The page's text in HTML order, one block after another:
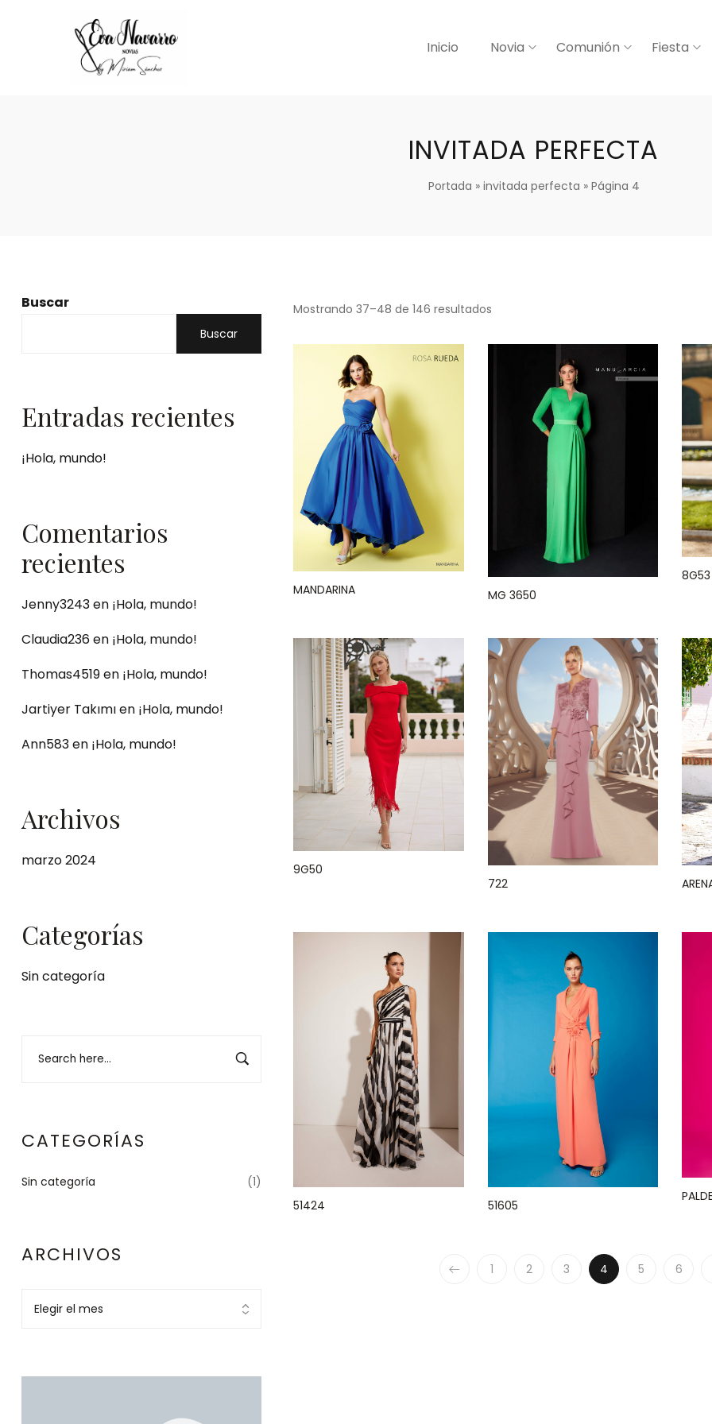
Inicio Novia Comunión Fiesta
INVITADA PERFECTA
Portada » invitada perfecta » Página 4
Buscar
Buscar
Entradas recientes
¡Hola, mundo!
Comentarios
recientes
Jenny3243en ¡Hola, mundo!
Claudia236en ¡Hola, mundo!
Thomas4519en ¡Hola, mundo!
Jartiyer Takımıen ¡Hola, mundo!
Ann583en ¡Hola, mundo!
Archivos
marzo 2024
Categorías
Sin categoría
CATEGORÍAS
Sin categoría (1)
ARCHIVOS
Mostrando 37–48 de 146 resultados
MANDARINA MG 3650
8G53
9G50
722
51424 51605
1 2 3 4 5 6